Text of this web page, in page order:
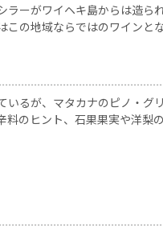
ラーがワイヘキ島からは造ら
の地域ならではのワインとな
いるが、マタカナのピノ・グ
料のヒント、石果果実や洋梨